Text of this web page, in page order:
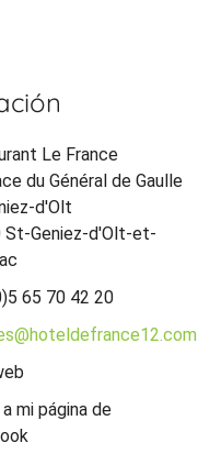
Le France
du Général de Gaulle
d'Olt
St-Geniez-d'Olt-et-
65 70 42 20
mi página de